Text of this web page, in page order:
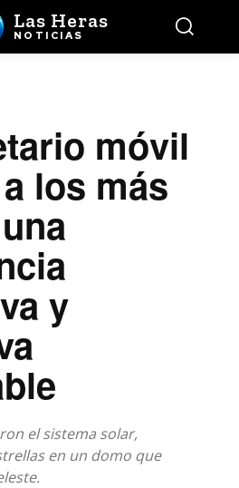
Las Heras
NOTICIAS
móvil
los más
y
el sistema solar,
en un domo que